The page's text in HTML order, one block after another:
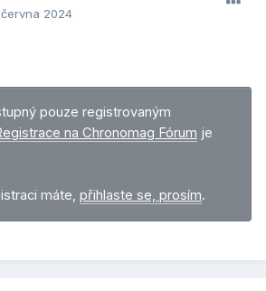
2024
pouze registrovaným
na Chronomag Fórum je
máte, přihlaste se, prosím.